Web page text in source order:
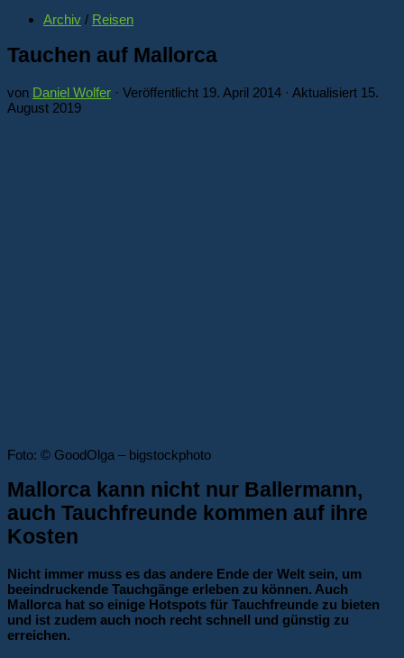
Archiv / Reisen
Tauchen auf Mallorca
von Daniel Wolfer · Veröffentlicht 19. April 2014 · Aktualisiert 15.
August 2019
Foto: © GoodOlga – bigstockphoto
Mallorca kann nicht nur Ballermann,
auch Tauchfreunde kommen auf ihre
Kosten
Nicht immer muss es das andere Ende der Welt sein, um
beeindruckende Tauchgänge erleben zu können. Auch
Mallorca hat so einige Hotspots für Tauchfreunde zu bieten
und ist zudem auch noch recht schnell und günstig zu
erreichen.